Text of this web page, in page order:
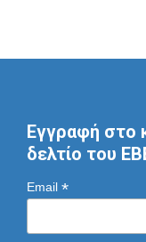
Εγγραφή στο
δελτίο του
Email *